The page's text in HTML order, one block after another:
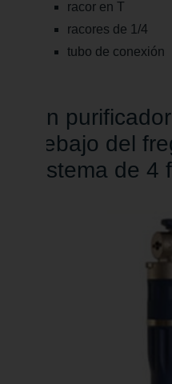
racor en T
racores de 1/4
tubo de conexión
Un
debajo del
sistema de 4